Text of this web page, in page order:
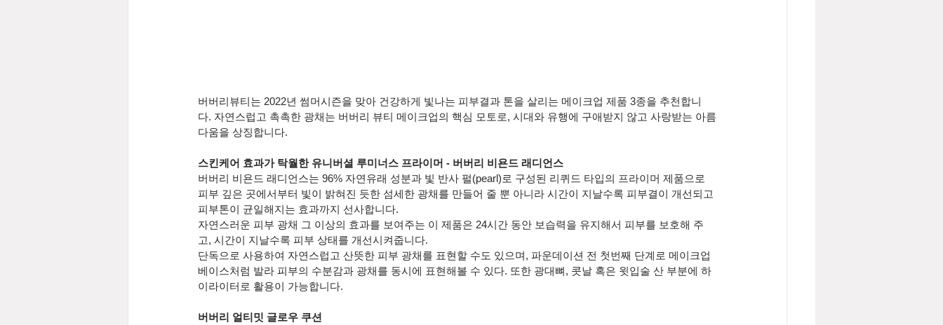
버버리뷰티는 2022년 썸머시즌을 맞아 건강하게 빛나는 피부결과 톤을 살리는 메이크업 제품 3종을 추천합니
다. 자연스럽고 촉촉한 광채는 버버리 뷰티 메이크업의 핵심 모토로, 시대와 유행에 구애받지 않고 사랑받는 아름
다움을 상징합니다.
스킨케어 효과가 탁월한 유니버셜 루미너스 프라이머 - 버버리 비욘드 래디언스
버버리 비욘드 래디언스는 96% 자연유래 성분과 빛 반사 펄(pearl)로 구성된 리퀴드 타입의 프라이머 제품으로
피부 깊은 곳에서부터 빛이 밝혀진 듯한 섬세한 광채를 만들어 줄 뿐 아니라 시간이 지날수록 피부결이 개선되고
피부톤이 균일해지는 효과까지 선사합니다.
자연스러운 피부 광채 그 이상의 효과를 보여주는 이 제품은 24시간 동안 보습력을 유지해서 피부를 보호해 주
고, 시간이 지날수록 피부 상태를 개선시켜줍니다.
단독으로 사용하여 자연스럽고 산뜻한 피부 광채를 표현할 수도 있으며, 파운데이션 전 첫번째 단계로 메이크업
베이스처럼 발라 피부의 수분감과 광채를 동시에 표현해볼 수 있다. 또한 광대뼈, 콧날 혹은 윗입술 산 부분에 하
이라이터로 활용이 가능합니다.
버버리 얼티밋 글로우 쿠션